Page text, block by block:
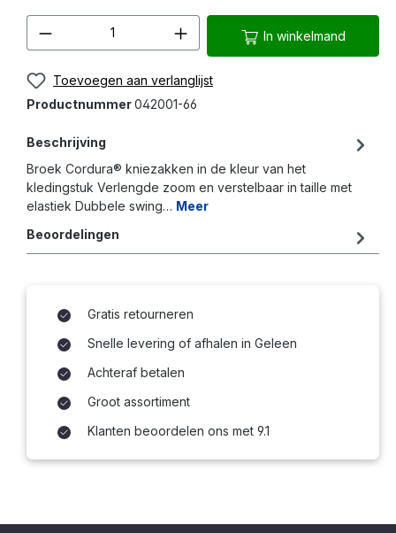
Producthoeveelheid: Voer de
In winkelmand
Toevoegen aan verlanglijst
Productnummer042001-66
Beschrijving
Broek Cordura® kniezakken in de kleur van het
kledingstuk Verlengde zoom en verstelbaar in taille met
elastiek Dubbele swing… Meer
Beoordelingen
Gratis retourneren
Snelle levering of afhalen in Geleen
Achteraf betalen
Groot assortiment
Klanten beoordelen ons met 9.1